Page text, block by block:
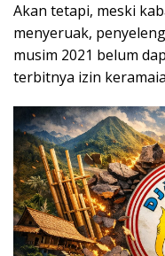
Akan tetapi, meski
menyeruak,
musim 2021 belum
terbitnya izin